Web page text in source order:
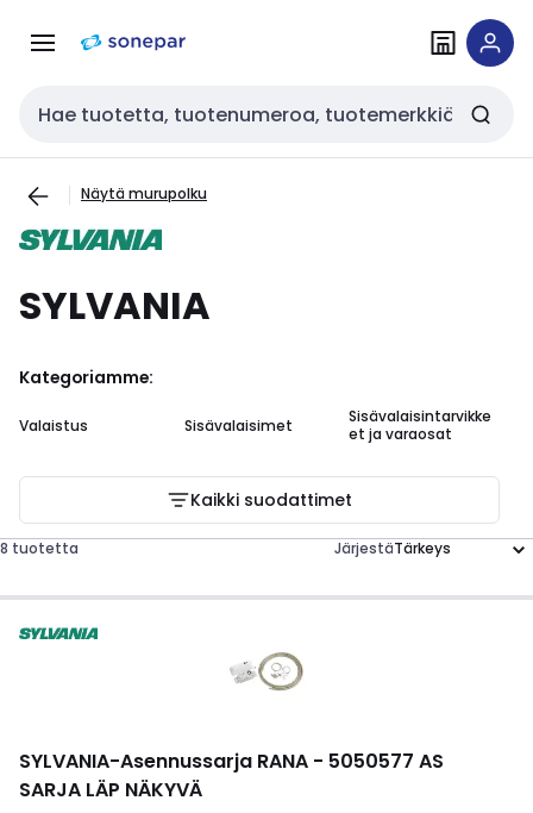
navigointiinsisältöön
Haku
Näytä murupolku
SYLVANIA
Kategoriamme:
Valaistus Sisävalaisimet
Sisävalaisintarvikke
et ja varaosat
Kaikki suodattimet
8 tuotetta Järjestä
SYLVANIA-Asennussarja RANA - 5050577 AS
SARJA LÄP NÄKYVÄ